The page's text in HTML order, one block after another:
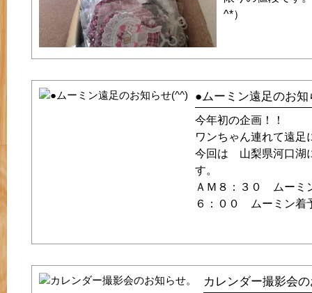
^*）
●ムーミン遠足のお知
今年初の企画！！
ワンちゃん連れて遠足
今回は 山梨県河口湖
す。
ＡＭ８：３０ ムー
６：００ ムーミン着
カレンダー撮影会